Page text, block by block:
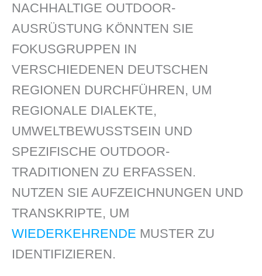
NACHHALTIGE OUTDOOR-
AUSRÜSTUNG KÖNNTEN SIE
FOKUSGRUPPEN IN
VERSCHIEDENEN DEUTSCHEN
REGIONEN DURCHFÜHREN, UM
REGIONALE DIALEKTE,
UMWELTBEWUSSTSEIN UND
SPEZIFISCHE OUTDOOR-
TRADITIONEN ZU ERFASSEN.
NUTZEN SIE AUFZEICHNUNGEN UND
TRANSKRIPTE, UM
WIEDERKEHRENDE MUSTER ZU
IDENTIFIZIEREN.